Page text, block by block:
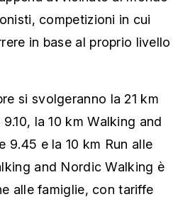
competizioni in cui
in base al proprio livello
si svolgeranno la 21 km
la 10 km Walking and
9.45 e la 10 km Run alle
and Nordic Walking è
alle famiglie, con tariffe